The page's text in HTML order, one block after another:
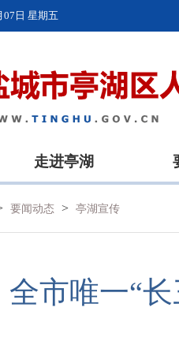
07日 星期五
走进亭湖
要闻动态 > 亭湖宣传
全市唯一“